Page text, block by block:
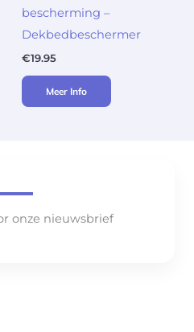
bescherming –
Dekbedbeschermer
€19.95
Meer Info
onze nieuwsbrief